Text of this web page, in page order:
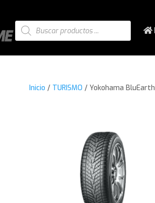
Búsqueda
de
productos
Inicio / TURISMO / Yokohama